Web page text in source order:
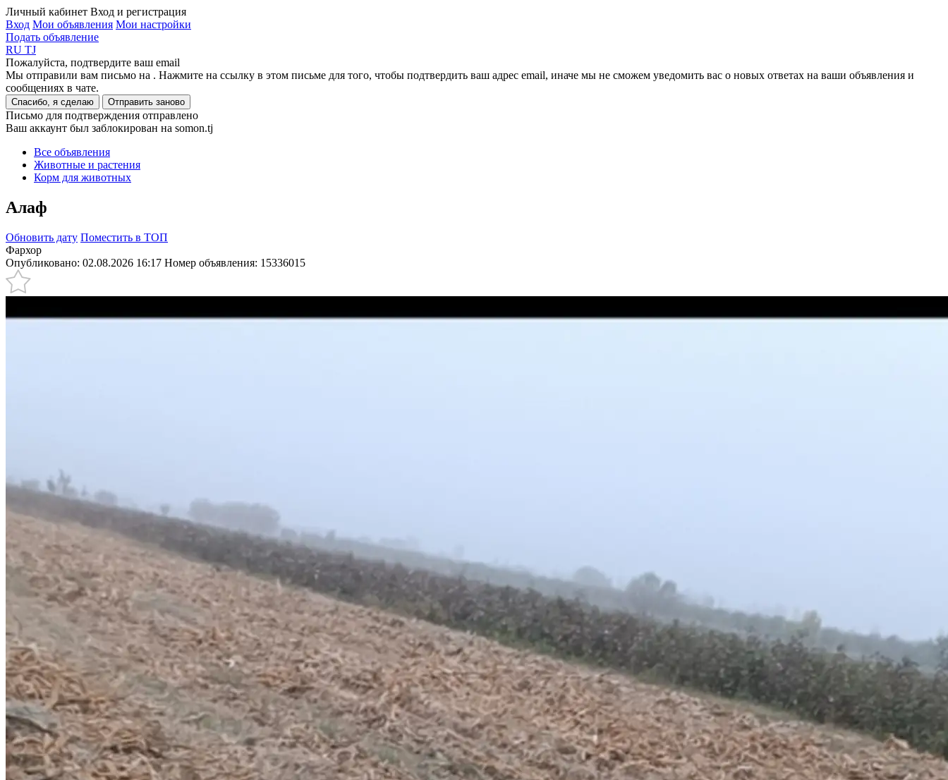
Личный кабинет Вход и регистрация
Вход Мои объявления Мои настройки
Подать объявление
RU TJ
Пожалуйста, подтвердите ваш email
Мы отправили вам письмо на . Нажмите на ссылку в этом письме для того, чтобы подтвердить ваш адрес email, иначе мы не сможем уведомить вас о новых ответах на ваши объявления и
сообщениях в чате.
Спасибо, я сделаю Отправить заново
Письмо для подтверждения отправлено
Ваш аккаунт был заблокирован на somon.tj
Все объявления
Животные и растения
Корм для животных
Алаф
Обновить дату Поместить в ТОП
Фархор
Опубликовано: 02.08.2026 16:17 Номер объявления: 15336015